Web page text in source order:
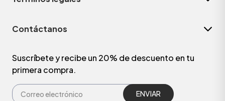
Contáctanos
Suscríbete y recibe un 20% de descuento en tu
primera compra.
ENVIAR